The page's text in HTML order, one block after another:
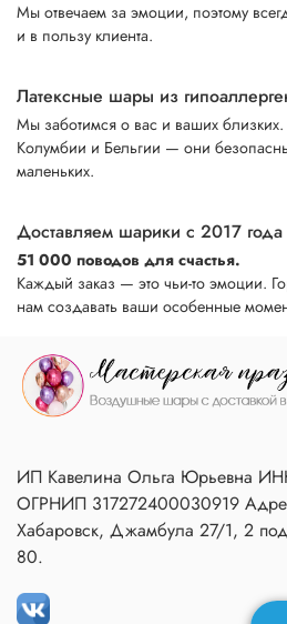
Мы отвечаем за эмоции, поэтому
и в пользу клиента.
Латексные шары из
Мы заботимся о вас и ваших
Колумбии и Бельгии — они
маленьких.
Доставляем шарики с 2017 года
51 000 поводов для счастья.
Каждый заказ — это чьи-то эмоции.
нам создавать ваши особенные
ИП Кавелина Ольга Юрьевна
ОГРНИП 317272400030919
Хабаровск, Джамбула 27/1, 2
80.